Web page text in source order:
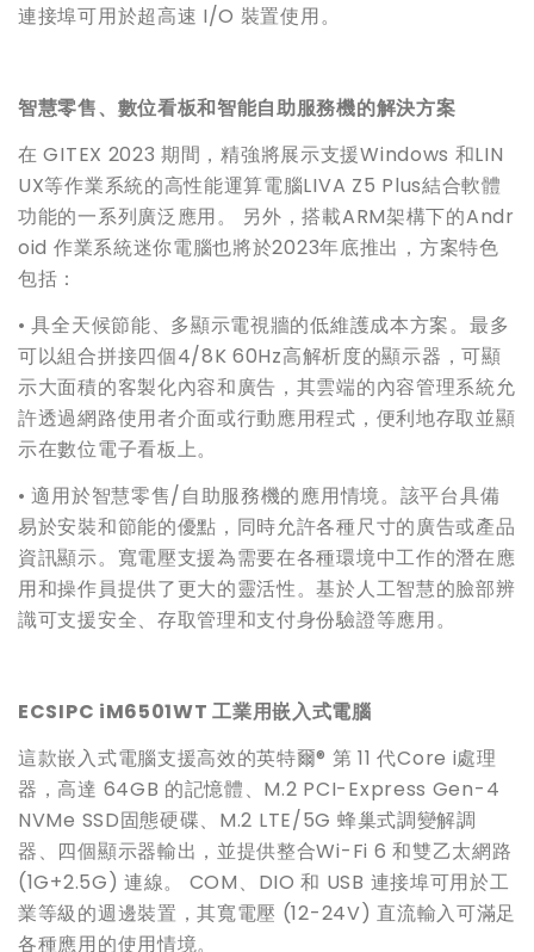
連接埠可用於超高速 I/O 裝置使用。
智慧零售、數位看板和智能自助服務機的解決方案
在 GITEX 2023 期間，精強將展示支援Windows 和LIN
UX等作業系統的高性能運算電腦LIVA Z5 Plus結合軟體
功能的一系列廣泛應用。 另外，搭載ARM架構下的Andr
oid 作業系統迷你電腦也將於2023年底推出，方案特色
包括：
• 具全天候節能、多顯示電視牆的低維護成本方案。最多
可以組合拼接四個4/8K 60Hz高解析度的顯示器，可顯
示大面積的客製化內容和廣告，其雲端的內容管理系統允
許透過網路使用者介面或行動應用程式，便利地存取並顯
示在數位電子看板上。
• 適用於智慧零售/自助服務機的應用情境。該平台具備
易於安裝和節能的優點，同時允許各種尺寸的廣告或產品
資訊顯示。寬電壓支援為需要在各種環境中工作的潛在應
用和操作員提供了更大的靈活性。基於人工智慧的臉部辨
識可支援安全、存取管理和支付身份驗證等應用。
ECSIPC iM6501WT工業用嵌入式電腦
這款嵌入式電腦支援高效的英特爾® 第 11 代Core i處理
器，高達 64GB 的記憶體、M.2 PCI-Express Gen-4
NVMe SSD固態硬碟、M.2 LTE/5G 蜂巢式調變解調
器、四個顯示器輸出，並提供整合Wi-Fi 6 和雙乙太網路
(1G+2.5G) 連線。 COM、DIO 和 USB 連接埠可用於工
業等級的週邊裝置，其寬電壓 (12-24V) 直流輸入可滿足
各種應用的使用情境。